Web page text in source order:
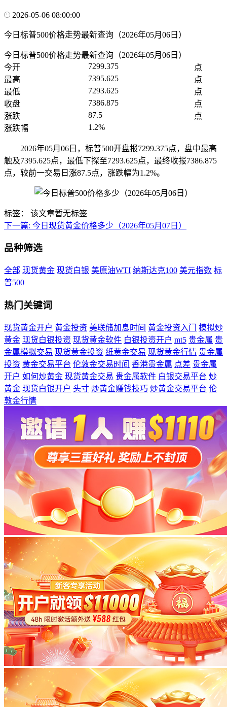
2026-05-06 08:00:00
今日标普500价格走势最新查询（2026年05月06日）
今日标普500价格走势最新查询（2026年05月06日）
今开
7299.375
点
最高
7395.625
点
最低
7293.625
点
收盘
7386.875
点
涨跌
87.5
点
涨跌幅
1.2%
2026年05月06日，标普500开盘报7299.375点，盘中最高
触及7395.625点，最低下探至7293.625点，最终收报7386.875
点，较前一交易日涨87.5点，涨跌幅为1.2%。
标签：
该文章暂无标签
下一篇: 今日现货黄金价格多少（2026年05月07日）
品种筛选
全部 现货黄金 现货白银 美原油WTI 纳斯达克100 美元指数 标
普500
热门关键词
现货黄金开户 黄金投资 美联储加息时间 黄金投资入门
模拟炒
黄金 现货白银投资 现货黄金软件 白银投资开户 mt5 贵金属 贵
金属模拟交易 现货黄金投资 纸黄金交易 现货黄金行情 贵金属
投资 黄金交易平台 伦敦金交易时间 香港贵金属 点差 贵金属
开户 如何炒黄金 现货黄金交易 贵金属软件 白银交易平台 炒
黄金 现货白银开户 头寸 炒黄金赚钱技巧 炒黄金交易平台 伦
敦金行情